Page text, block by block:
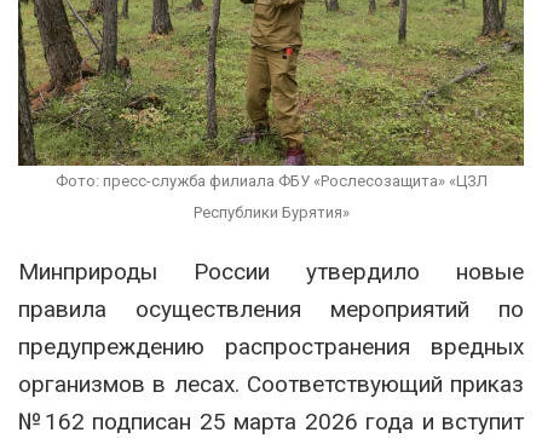
Фото: пресс-служба филиала ФБУ «Рослесозащита» «ЦЗЛ
Республики Бурятия»
Минприроды России утвердило новые
правила осуществления мероприятий по
предупреждению распространения вредных
организмов в лесах. Соответствующий приказ
№162 подписан 25 марта 2026 года и вступит